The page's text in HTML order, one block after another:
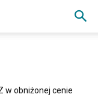
w obniżonej cenie